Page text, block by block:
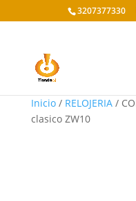
3207377330
Inicio/ RELOJERIA/
clasico ZW10